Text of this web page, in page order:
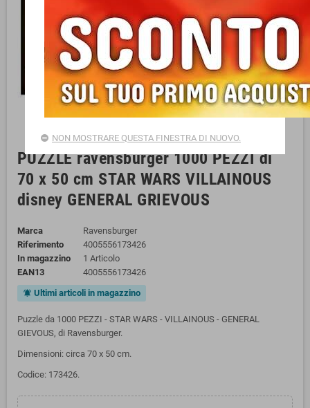
PUZZLE ravensburger 1000 PEZZI di
70 x 50 cm STAR WARS VILLAINOUS
disney GENERAL GRIEVOUS
Marca
Ravensburger
Riferimento
4005556173426
In magazzino
1 Articolo
EAN13
4005556173426
notifications_active Ultimi articoli in magazzino
Puzzle da 1000 PEZZI - STAR WARS - VILLAINOUS - GENERAL
GIEVOUS, di Ravensburger.
Dimensioni: circa 70 x 50 cm.
Codice: 173426.
NON MOSTRARE QUESTA FINESTRA DI NUOVO.